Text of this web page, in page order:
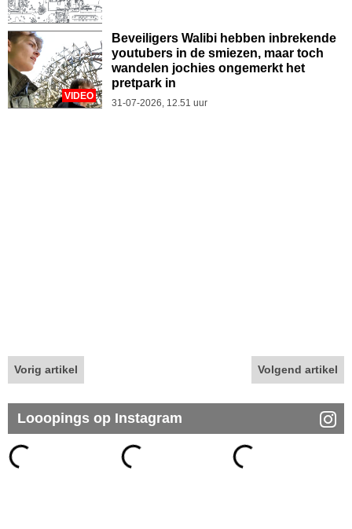
VIDEO
Beveiligers Walibi hebben inbrekende
youtubers in de smiezen, maar toch
wandelen jochies ongemerkt het
pretpark in
31-07-2026, 12.51 uur
Vorig artikel Volgend artikel
Looopings op Instagram